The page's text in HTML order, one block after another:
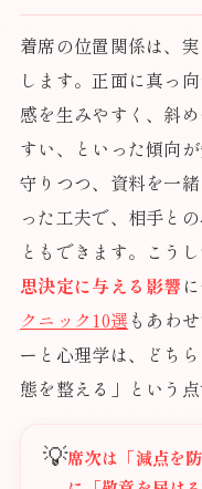
着席の位置関係は、
します。正面に真っ
感を生みやすく、斜
すい、といった傾向
守りつつ、資料を一
った工夫で、相手と
ともできます。こう
思決定に与える影響
クニック10選 もあわ
ーと心理学は、どち
態を整える」という点
💡席次は「減点を